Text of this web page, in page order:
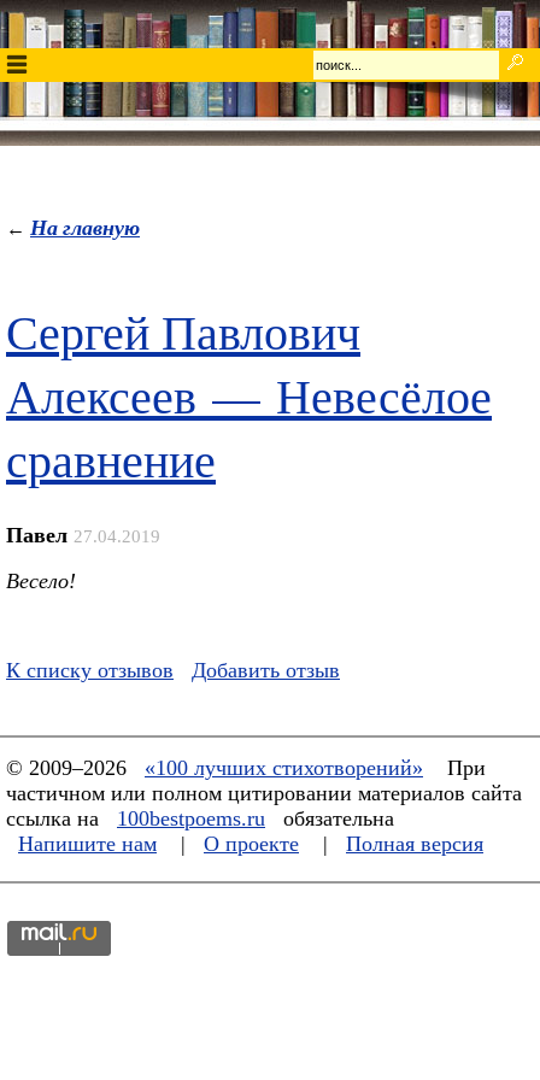
← На главную
Сергей Павлович
Алексеев — Невесёлое
сравнение
Павел 27.04.2019
Весело!
К списку отзывов Добавить отзыв
© 2009–2026 «100 лучших стихотворений»
При
частичном или полном цитировании материалов сайта
ссылка на
100bestpoems.ru
обязательна
Напишите нам
| О проекте | Полная версия